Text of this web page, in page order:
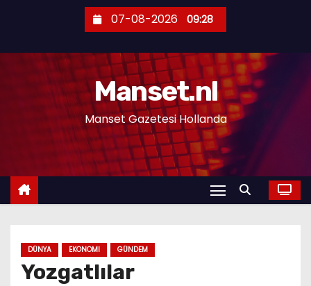
e
07-08-2026 09:28
Manset.nl
Manset Gazetesi Hollanda
DÜNYA EKONOMI GÜNDEM
Yozgatlılar